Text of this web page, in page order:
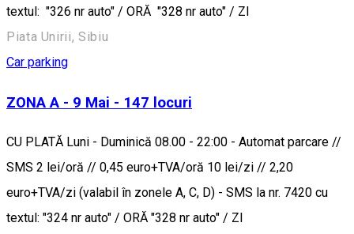
textul: "326 nr auto" / ORĂ "328 nr auto" / ZI
Piata Unirii, Sibiu
Car parking
ZONA A - 9 Mai - 147 locuri
CU PLATĂ Luni - Duminică 08.00 - 22:00 - Automat parcare //
SMS 2 lei/oră // 0,45 euro+TVA/oră 10 lei/zi // 2,20
euro+TVA/zi (valabil în zonele A, C, D) - SMS la nr. 7420 cu
textul: "324 nr auto" / ORĂ "328 nr auto" / ZI